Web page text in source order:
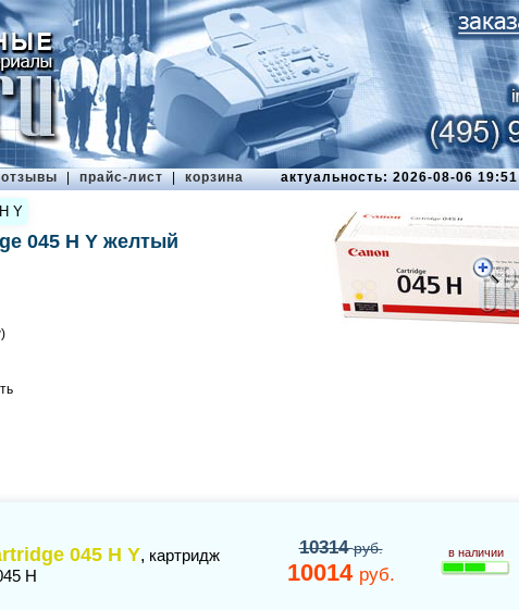
отзывы | прайс-лист | корзина актуальность: 2026-08-06 19:51
Y
045 H Y желтый
045 H Y, картридж
H
10314руб.
10014 руб.
в наличии